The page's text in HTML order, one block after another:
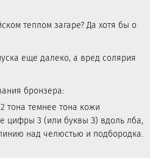
теплом загаре? Да хотя бы о
еще далеко, а вред солярия
бронзера:
тона темнее тона кожи
цифры 3 (или буквы З) вдоль лба,
над челюстью и подбородка.